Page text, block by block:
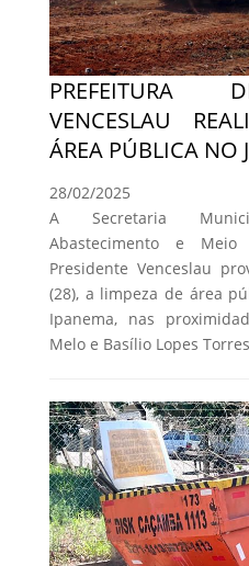
PREFEITURA
VENCESLAU
ÁREA PÚBLICA NO
28/02/2025
A Secretaria
Abastecimento e Meio
Presidente Venceslau
(28), a limpeza de área
Ipanema, nas
Melo e Basílio Lopes